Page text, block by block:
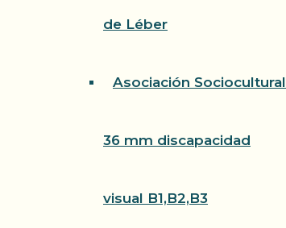
de Léber
Asociación Sociocultural
36 mm discapacidad
visual B1,B2,B3